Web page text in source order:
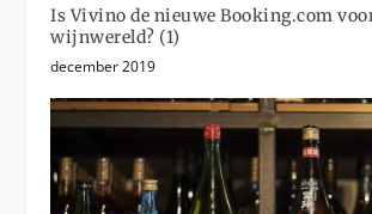
Is Vivino de nieuwe Booking.com
wijnwereld? (1)
december 2019